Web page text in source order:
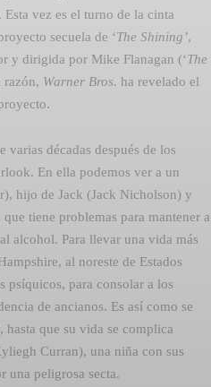
vez es el turno de la cinta
secuela de ‘The Shining’,
y dirigida por Mike Flanagan (‘The
razón, Warner Bros. ha revelado el
varias décadas después de los
En ella podemos ver a un
hijo de Jack (Jack Nicholson) y
tiene problemas para mantener a
alcohol. Para llevar una vida más
al noreste de Estados
psíquicos, para consolar a los
de ancianos. Es así como se
hasta que su vida se complica
Curran), una niña con sus
una peligrosa secta.